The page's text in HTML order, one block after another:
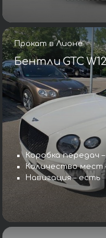
Прокат в Лионе
Бентли GTC
Коробка передач
Количество мест
Навигация – есть